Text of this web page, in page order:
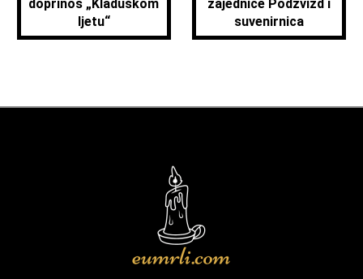
doprinos „Kladuškom
ljetu“
zajednice Podzvizd i
suvenirnica